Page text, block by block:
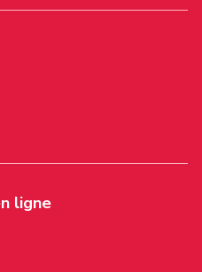
ligne